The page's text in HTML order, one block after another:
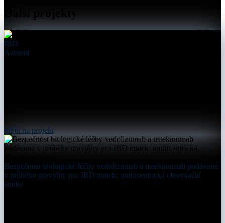
IBD
Asistent
přejít na projekt
Bezpečnost biologické léčby vedolizumab a ustekinumab podávané
v průběhu gravidity pro IBD matek: multicentrická observační
studie